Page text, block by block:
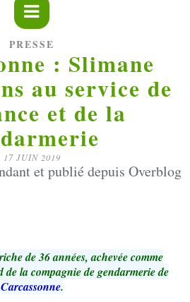
PRESSE
: Slimane
au service de
et de la
17 JUIN 2019
et publié depuis Overblog
de 36 années, achevée comme
de la compagnie de gendarmerie de
Carcassonne.